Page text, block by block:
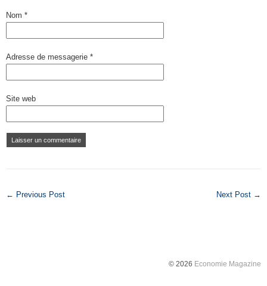
Nom *
Adresse de messagerie *
Site web
← Previous Post Next Post →
© 2026 Economie Magazine